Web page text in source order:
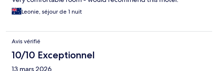
Leonie, séjour de 1 nuit
Avis vérifié
10/10 Exceptionnel
13 mars 2026